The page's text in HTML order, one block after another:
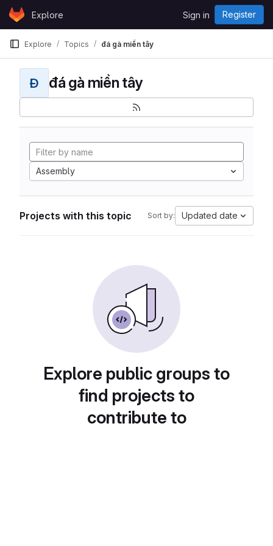
Skip to content
GitLabExplore Sign in Register
Explore Topics đá gà miền tây
Đ đá gà miền tây
Assembly
Projects with this topic Sort by: Updated date
Explore public groups to
find projects to
contribute to